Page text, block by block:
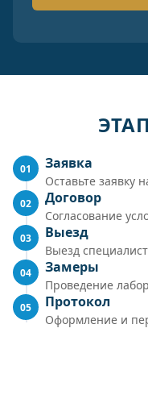
01 Заявка
Оставьте заявку
02 Договор
Согласование
03 Выезд
Выезд
04 Замеры
Проведение
05 Протокол
Оформление и